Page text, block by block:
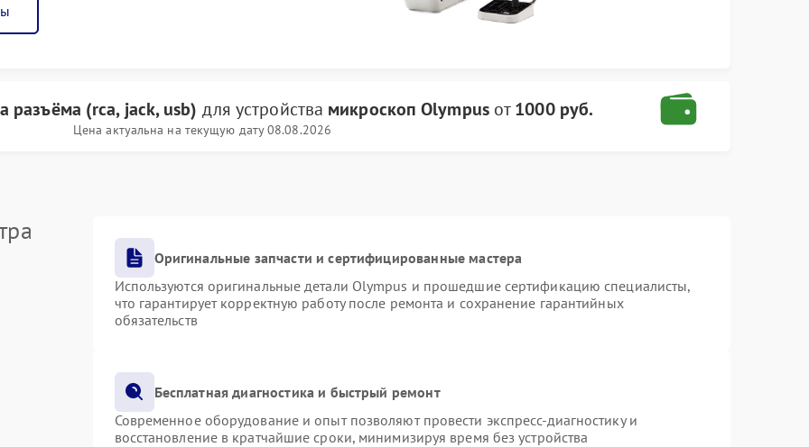
разъёма (rca, jack, usb) для устройства микроскоп Olympusот1000 руб.
Цена актуальна на текущую дату 08.08.2026
Оригинальные запчасти и сертифицированные мастера
Используются оригинальные детали Olympus и прошедшие сертификацию специалисты,
что гарантирует корректную работу после ремонта и сохранение гарантийных
обязательств
Бесплатная диагностика и быстрый ремонт
Современное оборудование и опыт позволяют провести экспресс-диагностику и
восстановление в кратчайшие сроки, минимизируя время без устройства